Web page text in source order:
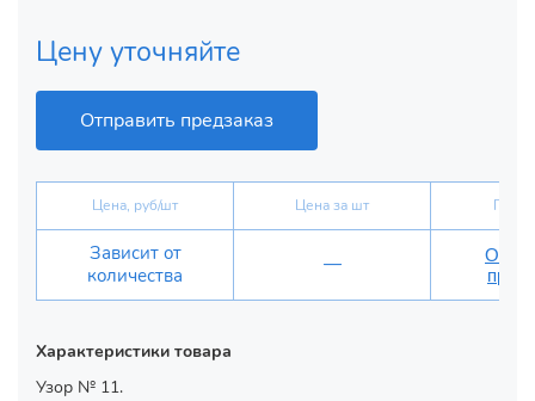
Цену уточняйте
Отправить предзаказ
Цена, руб/шт Цена за шт
Зависит от
количества
—
Характеристики товара
Узор № 11.